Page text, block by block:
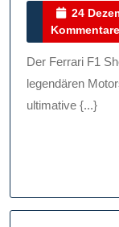
Den
F1
24
Kommentare
Der Ferrari F1 Shop: Tauchen Sie ein in die Welt des
legendären
ultimative {...}